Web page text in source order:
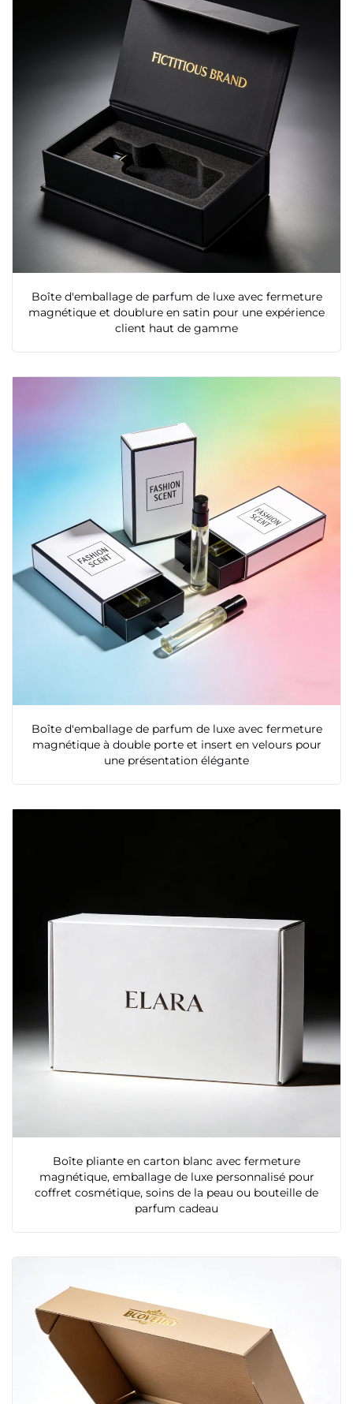
Boîte d'emballage de parfum de luxe avec fermeture
magnétique et doublure en satin pour une expérience
client haut de gamme
Boîte d'emballage de parfum de luxe avec fermeture
magnétique à double porte et insert en velours pour
une présentation élégante
Boîte pliante en carton blanc avec fermeture
magnétique, emballage de luxe personnalisé pour
coffret cosmétique, soins de la peau ou bouteille de
parfum cadeau